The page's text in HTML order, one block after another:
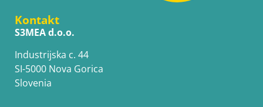
Kontakt
S3MEA d.o.o.
Industrijska c. 44
SI-5000 Nova Gorica
Slovenia